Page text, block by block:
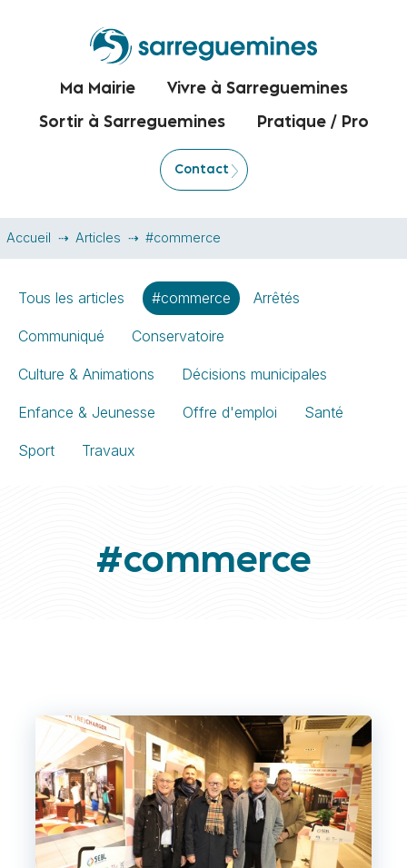
Ma Mairie Vivre à Sarreguemines
Sortir à Sarreguemines Pratique / Pro
Contact
Accueil Articles #commerce
Tous les articles #commerce Arrêtés
Communiqué Conservatoire
Culture & Animations Décisions municipales
Enfance & Jeunesse Offre d'emploi Santé
Sport Travaux
#commerce